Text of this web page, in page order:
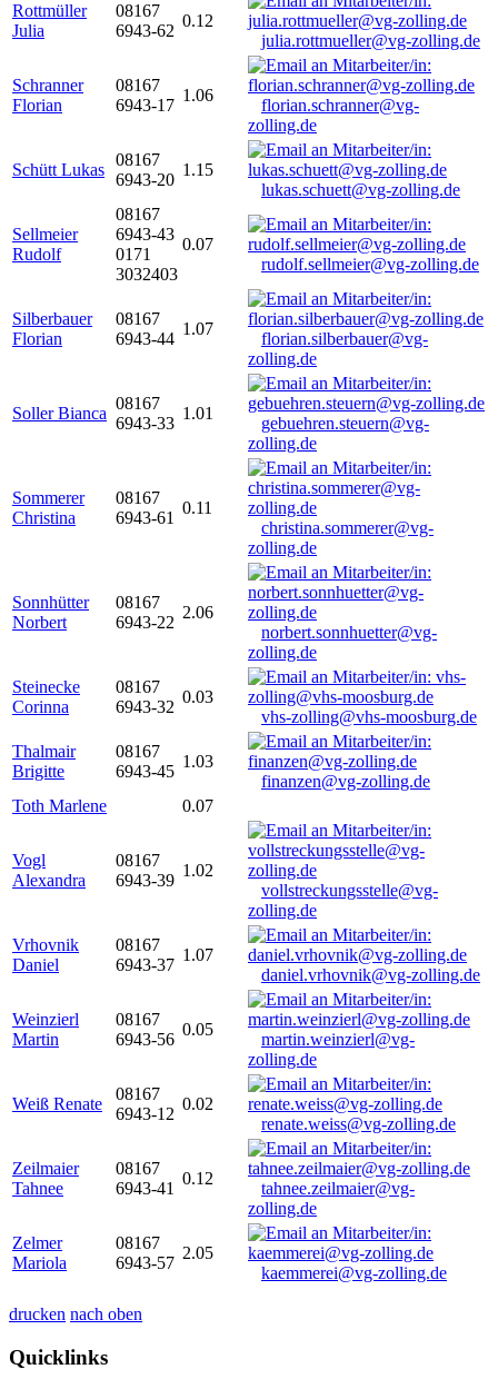
Rottmüller
Julia
08167
6943-62
0.12
julia.rottmueller@vg-zolling.de
Schranner
Florian
08167
6943-17
1.06
florian.schranner@vg-
zolling.de
Schütt Lukas
08167
6943-20
1.15
lukas.schuett@vg-zolling.de
Sellmeier
Rudolf
08167
6943-43
0171
3032403
0.07
rudolf.sellmeier@vg-zolling.de
Silberbauer
Florian
08167
6943-44
1.07
florian.silberbauer@vg-
zolling.de
Soller Bianca
08167
6943-33
1.01
gebuehren.steuern@vg-
zolling.de
Sommerer
Christina
08167
6943-61
0.11
christina.sommerer@vg-
zolling.de
Sonnhütter
Norbert
08167
6943-22
2.06
norbert.sonnhuetter@vg-
zolling.de
Steinecke
Corinna
08167
6943-32
0.03
vhs-zolling@vhs-moosburg.de
Thalmair
Brigitte
08167
6943-45
1.03
finanzen@vg-zolling.de
Toth Marlene
0.07
Vogl
Alexandra
08167
6943-39
1.02
vollstreckungsstelle@vg-
zolling.de
Vrhovnik
Daniel
08167
6943-37
1.07
daniel.vrhovnik@vg-zolling.de
Weinzierl
Martin
08167
6943-56
0.05
martin.weinzierl@vg-
zolling.de
Weiß Renate
08167
6943-12
0.02
renate.weiss@vg-zolling.de
Zeilmaier
Tahnee
08167
6943-41
0.12
tahnee.zeilmaier@vg-
zolling.de
Zelmer
Mariola
08167
6943-57
2.05
kaemmerei@vg-zolling.de
drucken nach oben
Quicklinks